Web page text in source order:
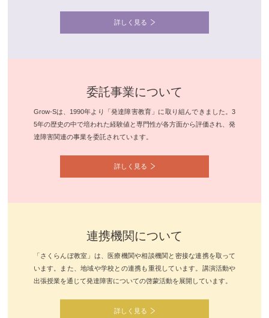
詳しく見る
委託事業について
Grow-Sは、1990年より「発達障害教育」に取り組んできました。3
5年の歴史の中で培われた経験値と専門性が各方面から評価され、発
達障害関連の事業を委託されています。
詳しく見る
連携機関について
「さくらんぼ教室」は、医療機関や相談機関と密接な連携を取って
います。また、地域や学校との連携も重視しています。講演活動や
出張授業を通じて発達障害についての啓蒙活動を展開しています。
詳しく見る